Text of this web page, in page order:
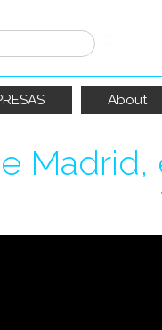
About
Madrid,